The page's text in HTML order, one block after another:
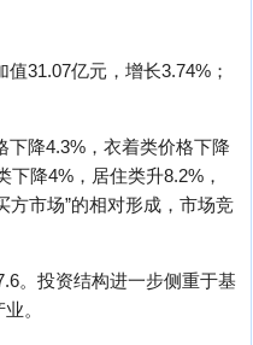
31.07亿元，增长3.74%；
降4.3%，衣着类价格下降
降4%，居住类升8.2%，
方市场”的相对形成，市场竞
。投资结构进一步侧重于基
。